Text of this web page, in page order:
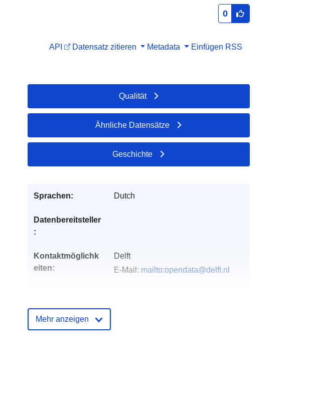
0
API Datensatz zitieren Metadata Einfügen RSS
Qualität
Ähnliche Datensätze
Geschichte
Sprachen: Dutch
Datenbereitsteller
:
Kontaktmöglichk
eiten:
Delft
E-Mail: mailto:opendata@delft.nl
Kataloge:
Mehr anzeigen